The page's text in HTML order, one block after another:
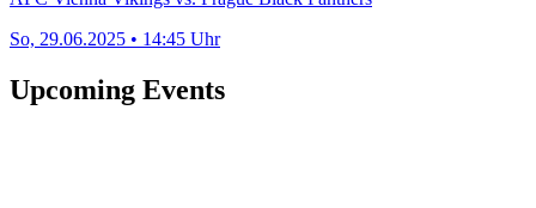
So, 29.06.2025 • 14:45 Uhr
Upcoming Events